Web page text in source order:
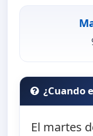
¿Cuando
El martes